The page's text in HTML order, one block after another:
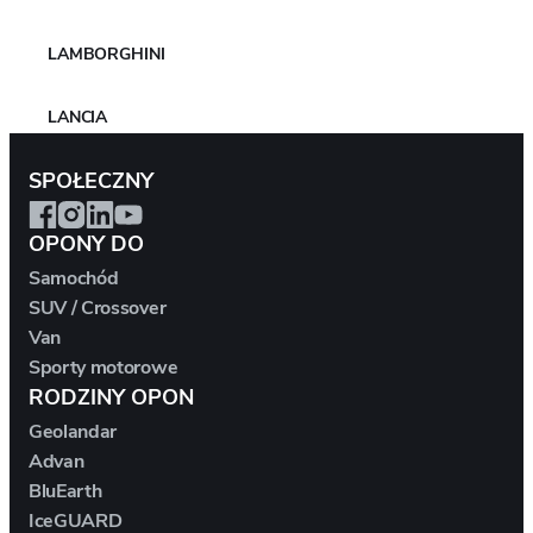
" Poprzedni
OPONY DO
Samochód
SUV / Crossover
Van
Sporty motorowe
RODZINY OPON
Geolandar
Advan
BluEarth
IceGUARD
SPOŁECZNY
LAMBORGHINI
LANCIA
LAND ROVER
LEAPMOTOR
LEVC
LEXUS
LIFAN
LIGIER